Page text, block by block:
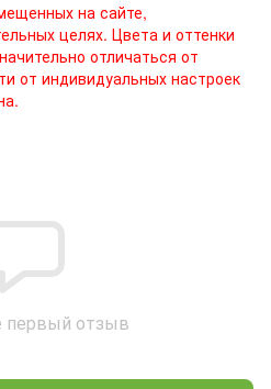
на сайте,
целях. Цвета и оттенки
отличаться от
от индивидуальных настроек
первый отзыв